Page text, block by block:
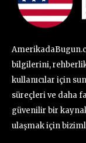
bilgilerini,
kullanıcılar için
süreçleri ve daha
güvenilir bir
ulaşmak için